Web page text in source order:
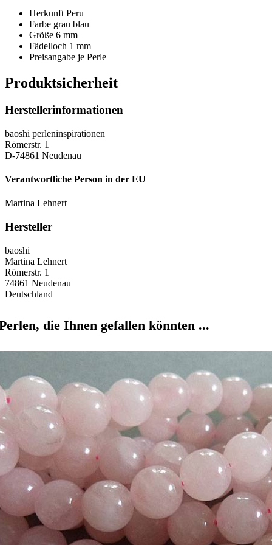
Herkunft Peru
Farbe grau blau
Größe 6 mm
Fädelloch 1 mm
Preisangabe je Perle
Produktsicherheit
Herstellerinformationen
baoshi perleninspirationen
Römerstr. 1
D-74861 Neudenau
Verantwortliche Person in der EU
Martina Lehnert
Hersteller
baoshi
Martina Lehnert
Römerstr. 1
74861 Neudenau
Deutschland
die Ihnen gefallen könnten ...